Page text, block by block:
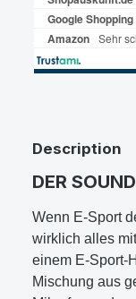
Description
DER
Wenn E-Sport
wirklich alles
einem E-Sport-
Mischung aus